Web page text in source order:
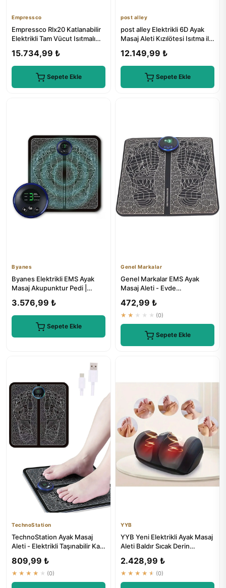
Empressco
Empressco Rlx20 Katlanabilir
Elektrikli Tam Vücut Isıtmalı
15.734,99 ₺
Sepete Ekle
post alley
post alley Elektrikli 6D Ayak
Masaj Aleti Kızılötesi Isıtma ile
12.149,99 ₺
Sepete Ekle
Byanes
Byanes Elektrikli EMS Ayak
Masaj Akupunktur Pedi |
3.576,99 ₺
Sepete Ekle
Genel Markalar
Genel Markalar EMS Ayak
Masaj Aleti - Evde
472,99 ₺
★★★★★ (0)
Sepete Ekle
TechnoStation
TechnoStation Ayak Masaj
Aleti - Elektrikli Taşınabilir Kas
809,99 ₺
★★★★★ (0)
YYB
YYB Yeni Elektrikli Ayak Masaj
Aleti Baldır Sıcak Derin
2.428,99 ₺
★★★★★ (0)